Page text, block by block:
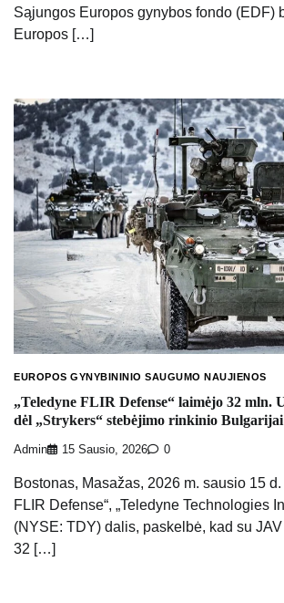
Sąjungos Europos gynybos fondo (EDF)
Europos […]
EUROPOS GYNYBININIO SAUGUMO NAUJIENOS
„Teledyne FLIR Defense“ laimėjo 32 mln.
dėl „Strykers“ stebėjimo rinkinio
Admin 15 Sausio, 2026 0
Bostonas, Masažas, 2026 m. sausio 15
FLIR Defense“, „Teledyne Technologies
(NYSE: TDY) dalis, paskelbė, kad su
32 […]